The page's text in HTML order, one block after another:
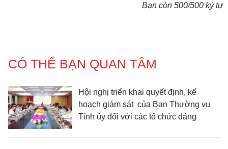
Bạn còn 500/500 ký tự
CÓ THỂ BẠN QUAN TÂM
Hội nghị triển khai quyết định, kế
hoạch giám sát của Ban Thường vụ
Tỉnh ủy đối với các tổ chức đảng